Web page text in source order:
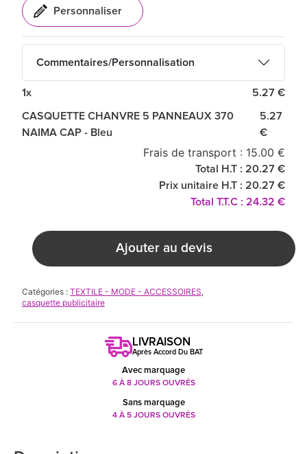
Commentaires/Personnalisation
1x 5.27 €
CASQUETTE CHANVRE 5 PANNEAUX 370
NAIMA CAP - Bleu
5.27
€
Frais de transport : 15.00 €
Total H.T : 20.27 €
Prix unitaire H.T : 20.27 €
Total T.T.C : 24.32 €
Ajouter au devis
Catégories : TEXTILE - MODE - ACCESSOIRES,
casquette publicitaire
LIVRAISON
Après Accord Du BAT
Avec marquage
6 À 8 JOURS OUVRÉS
Sans marquage
4 À 5 JOURS OUVRÉS